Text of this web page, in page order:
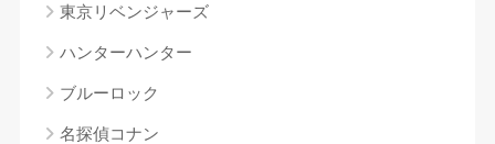
東京リベンジャーズ
ハンターハンター
ブルーロック
名探偵コナン